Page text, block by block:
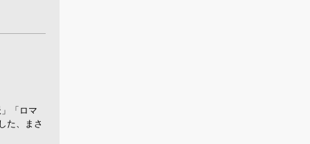
「ロマ
た、まさ